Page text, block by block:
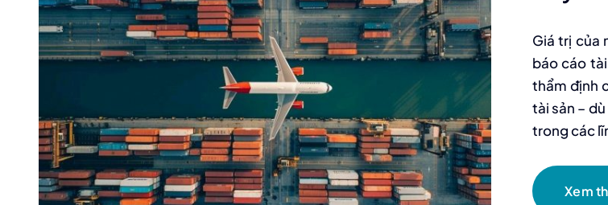
Giá trị của
báo cáo
thẩm định
tài sản –
trong các
Xem